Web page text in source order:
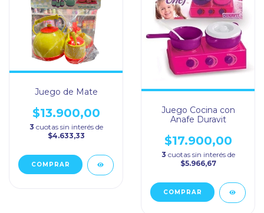
Juego de Mate
$13.900,00
3 cuotas sin interés de
$4.633,33
Juego Cocina con
Anafe Duravit
$17.900,00
3 cuotas sin interés de
$5.966,67